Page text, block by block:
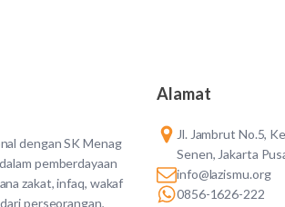
dengan SK Menag
pemberdayaan
zakat, infaq, wakaf
perseorangan,
Alamat
Jl. Jambrut No.5,
Senen, Jakarta
info@lazismu.org
0856-1626-222